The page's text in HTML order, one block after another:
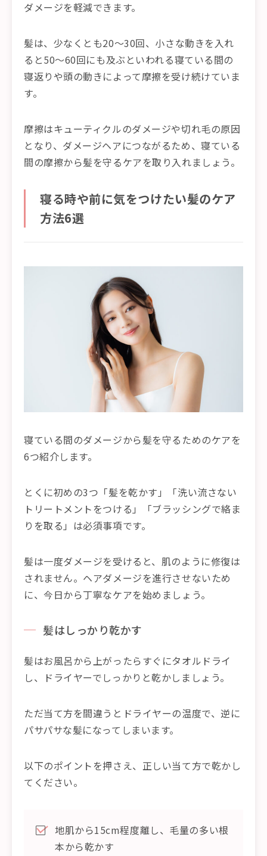
ダメージを軽減できます。
髪は、少なくとも20〜30回、小さな動きを入れ
ると50〜60回にも及ぶといわれる寝ている間の
寝返りや頭の動きによって摩擦を受け続けていま
す。
摩擦はキューティクルのダメージや切れ毛の原因
となり、ダメージヘアにつながるため、寝ている
間の摩擦から髪を守るケアを取り入れましょう。
寝る時や前に気をつけたい髪のケア
方法6選
寝ている間のダメージから髪を守るためのケアを
6つ紹介します。
とくに初めの3つ「髪を乾かす」「洗い流さない
トリートメントをつける」「ブラッシングで絡ま
りを取る」は必須事項です。
髪は一度ダメージを受けると、肌のように修復は
されません。ヘアダメージを進行させないため
に、今日から丁寧なケアを始めましょう。
髪はしっかり乾かす
髪はお風呂から上がったらすぐにタオルドライ
し、ドライヤーでしっかりと乾かしましょう。
ただ当て方を間違うとドライヤーの温度で、逆に
パサパサな髪になってしまいます。
以下のポイントを押さえ、正しい当て方で乾かし
てください。
地肌から15cm程度離し、毛量の多い根
本から乾かす